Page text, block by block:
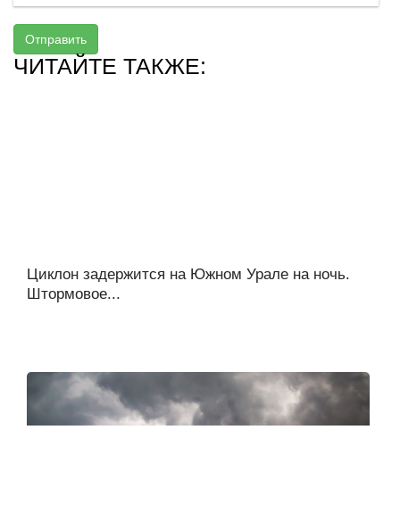
Отправить
ЧИТАЙТЕ ТАКЖЕ:
Циклон задержится на Южном Урале на ночь.
Штормовое...